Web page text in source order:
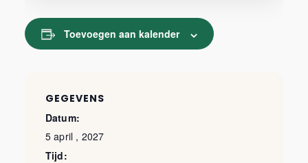
Toevoegen aan kalender
GEGEVENS
Datum:
5 april , 2027
Tijd: